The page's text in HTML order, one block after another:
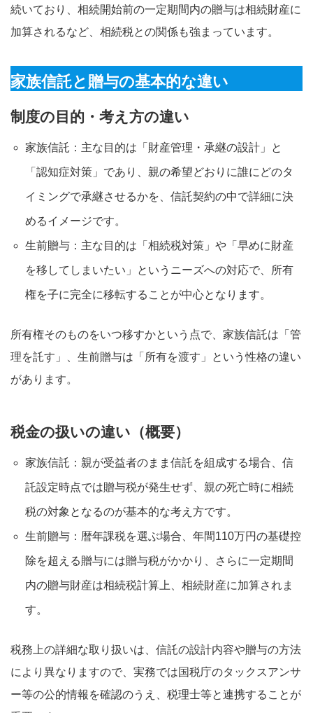
続いており、相続開始前の一定期間内の贈与は相続財産に
加算されるなど、相続税との関係も強まっています。
家族信託と贈与の基本的な違い
制度の目的・考え方の違い
家族信託：主な目的は「財産管理・承継の設計」と
「認知症対策」であり、親の希望どおりに誰にどのタ
イミングで承継させるかを、信託契約の中で詳細に決
めるイメージです。
生前贈与：主な目的は「相続税対策」や「早めに財産
を移してしまいたい」というニーズへの対応で、所有
権を子に完全に移転することが中心となります。
所有権そのものをいつ移すかという点で、家族信託は「管
理を託す」、生前贈与は「所有を渡す」という性格の違い
があります。
税金の扱いの違い（概要）
家族信託：親が受益者のまま信託を組成する場合、信
託設定時点では贈与税が発生せず、親の死亡時に相続
税の対象となるのが基本的な考え方です。
生前贈与：暦年課税を選ぶ場合、年間110万円の基礎控
除を超える贈与には贈与税がかかり、さらに一定期間
内の贈与財産は相続税計算上、相続財産に加算されま
す。
税務上の詳細な取り扱いは、信託の設計内容や贈与の方法
により異なりますので、実務では国税庁のタックスアンサ
ー等の公的情報を確認のうえ、税理士等と連携することが